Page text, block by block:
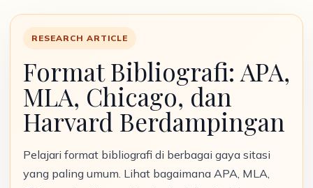
RESEARCH ARTICLE
Format Bibliografi: APA,
MLA, Chicago, dan
Harvard Berdampingan
Pelajari format bibliografi di berbagai gaya sitasi
yang paling umum. Lihat bagaimana APA, MLA,